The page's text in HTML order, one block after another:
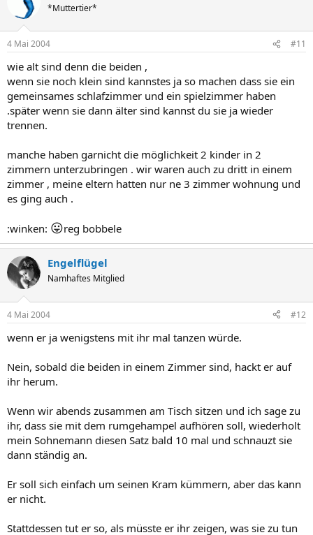
*Muttertier*
4 Mai 2004 #11
wie alt sind denn die beiden ,
wenn sie noch klein sind kannstes ja so machen dass sie ein
gemeinsames schlafzimmer und ein spielzimmer haben
.später wenn sie dann älter sind kannst du sie ja wieder
trennen.
manche haben garnicht die möglichkeit 2 kinder in 2
zimmern unterzubringen . wir waren auch zu dritt in einem
zimmer , meine eltern hatten nur ne 3 zimmer wohnung und
es ging auch .
:winken: 😛reg bobbele
Engelflügel
Namhaftes Mitglied
4 Mai 2004 #12
wenn er ja wenigstens mit ihr mal tanzen würde.
Nein, sobald die beiden in einem Zimmer sind, hackt er auf
ihr herum.
Wenn wir abends zusammen am Tisch sitzen und ich sage zu
ihr, dass sie mit dem rumgehampel aufhören soll, wiederholt
mein Sohnemann diesen Satz bald 10 mal und schnauzt sie
dann ständig an.
Er soll sich einfach um seinen Kram kümmern, aber das kann
er nicht.
Stattdessen tut er so, als müsste er ihr zeigen, was sie zu tun